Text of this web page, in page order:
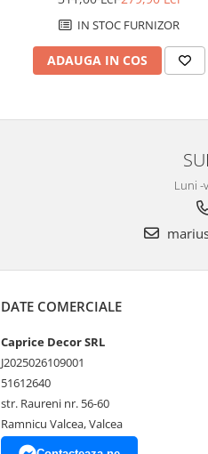
IN STOC FURNIZOR
ADAUGA IN COS
Luni -
DATE COMERCIALE
Caprice Decor SRL
J2025026109001
51612640
str. Raureni nr. 56-60
Ramnicu Valcea, Valcea